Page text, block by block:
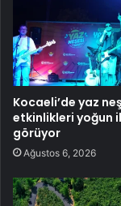
Kocaeli’de yaz
etkinlikleri yoğun
görüyor
Ağustos 6, 2026